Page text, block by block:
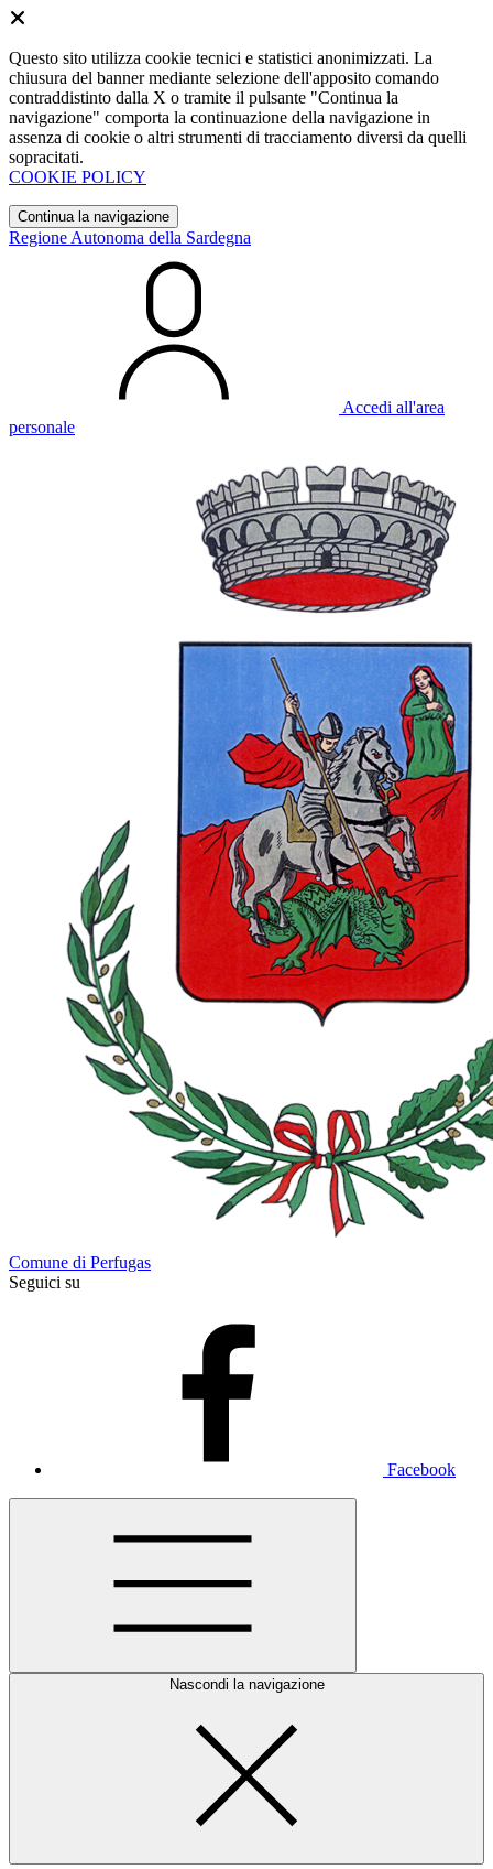
Questo sito utilizza cookie tecnici e statistici anonimizzati. La
chiusura del banner mediante selezione dell'apposito comando
contraddistinto dalla X o tramite il pulsante "Continua la
navigazione" comporta la continuazione della navigazione in
assenza di cookie o altri strumenti di tracciamento diversi da quelli
sopracitati.
COOKIE POLICY
Continua la navigazione
Regione Autonoma della Sardegna
Accedi all'area
personale
Comune di Perfugas
Seguici su
Facebook
Nascondi la navigazione